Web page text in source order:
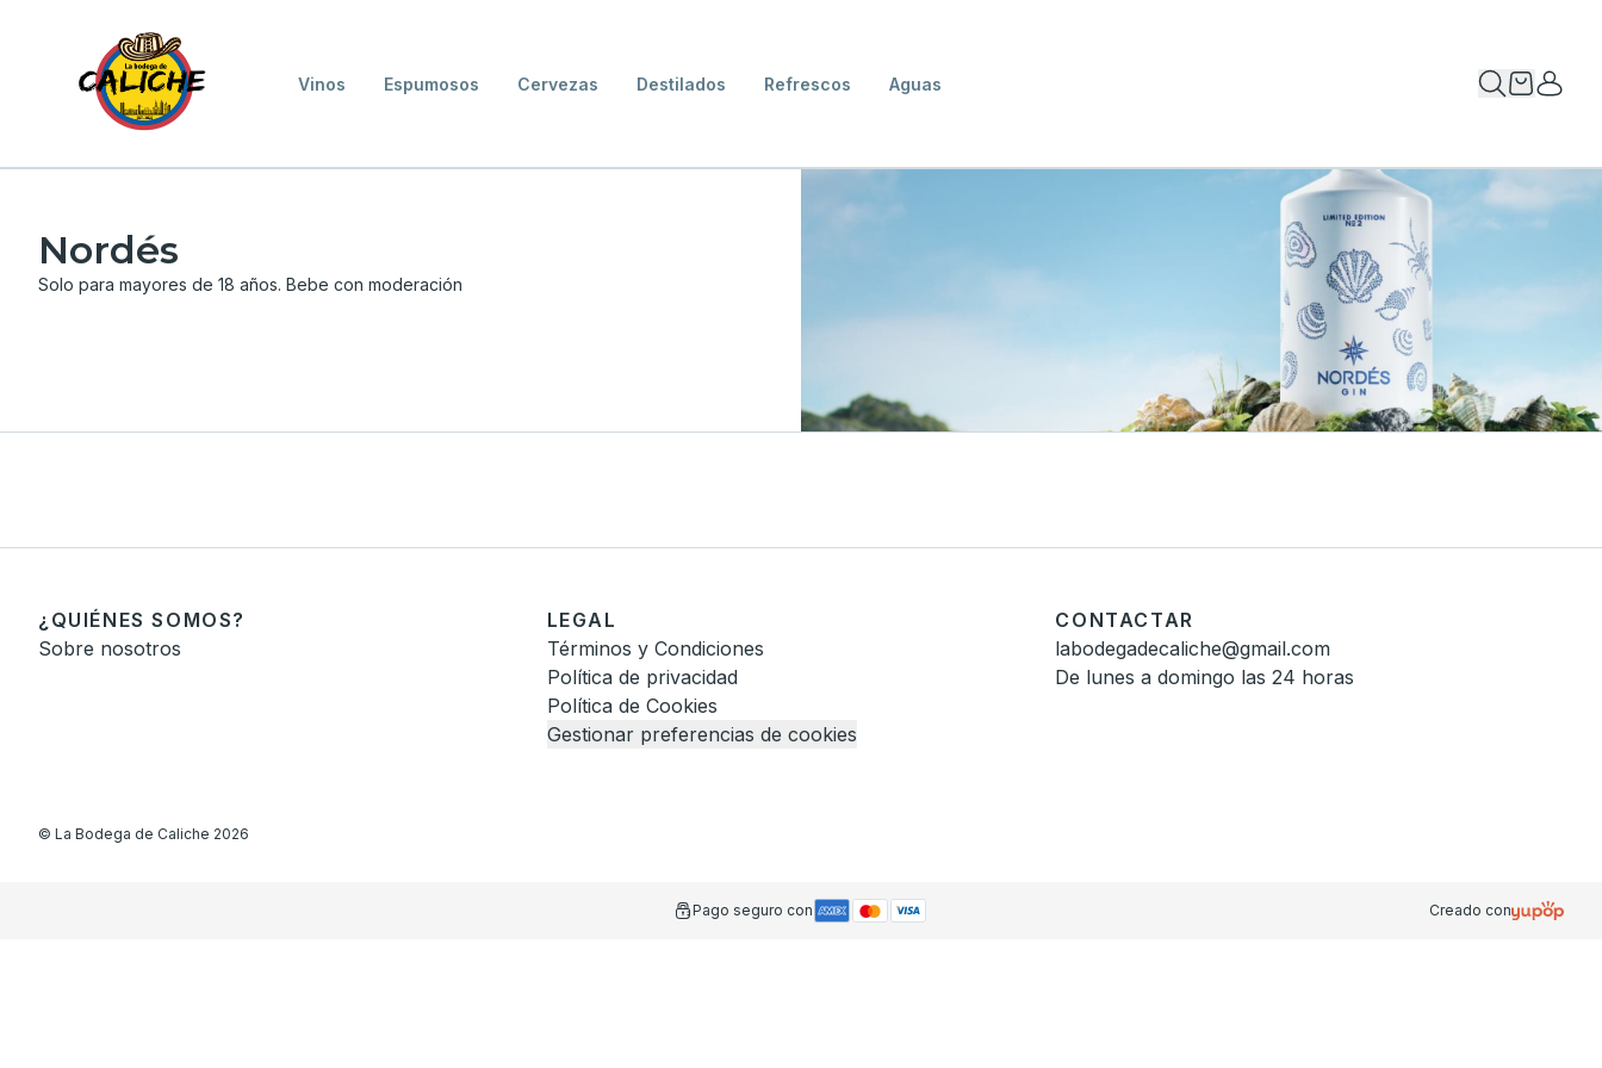
Vinos Espumosos Cervezas Destilados Refrescos Aguas
Nordés
Solo para mayores de 18 años. Bebe con moderación
¿QUIÉNES SOMOS?
Sobre nosotros
LEGAL
Términos y Condiciones
Política de privacidad
Política de Cookies
Gestionar preferencias de cookies
CONTACTAR
labodegadecaliche@gmail.com
De lunes a domingo las 24 horas
© La Bodega de Caliche 2026
Pago seguro con Creado con